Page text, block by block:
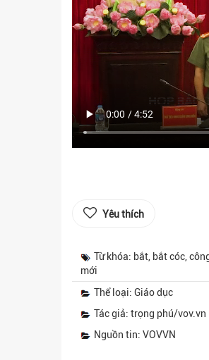
Yêu thích
Từ khóa: bắt, bắt cóc,
mới
Thể loại: Giáo dục
Tác giả: trọng phú/vov.vn
Nguồn tin: VOVVN